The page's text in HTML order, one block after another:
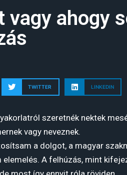
vagy ahogy
TWITTER LINKEDIN
szeretnék nektek
vagy neveznek.
a dolgot, a magyar
elemelés. A felhúzás, mint